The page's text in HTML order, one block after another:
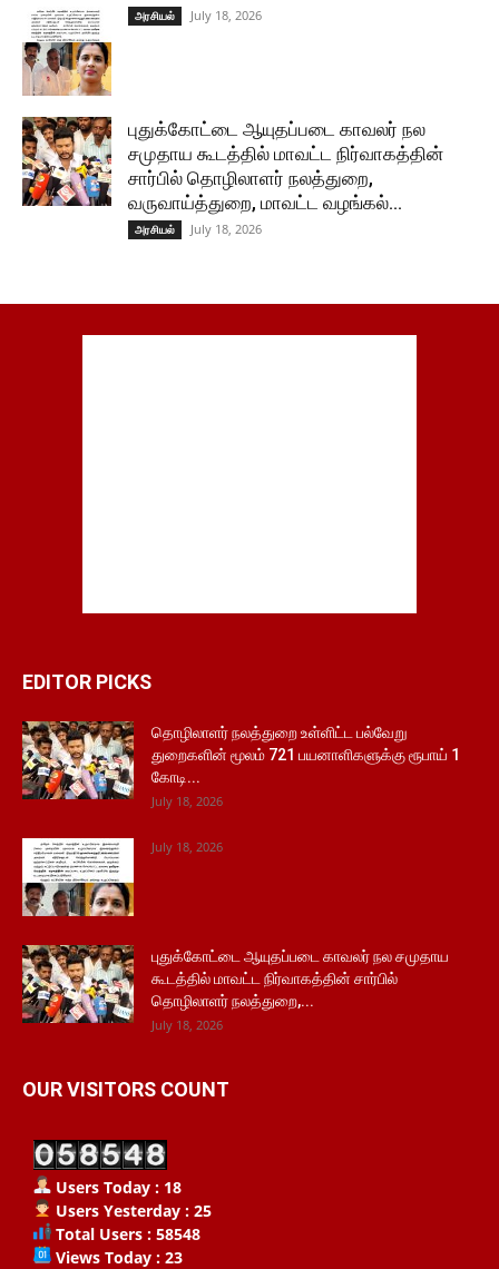
அரசியல் July 18, 2026
புதுக்கோட்டை ஆயுதப்படை காவலர் நல
சமுதாய கூடத்தில் மாவட்ட நிர்வாகத்தின்
சார்பில் தொழிலாளர் நலத்துறை,
வருவாய்த்துறை, மாவட்ட வழங்கல்...
அரசியல் July 18, 2026
EDITOR PICKS
தொழிலாளர் நலத்துறை உள்ளிட்ட பல்வேறு
துறைகளின் மூலம் 721 பயனாளிகளுக்கு ரூபாய் 1
கோடி...
July 18, 2026
July 18, 2026
புதுக்கோட்டை ஆயுதப்படை காவலர் நல சமுதாய
கூடத்தில் மாவட்ட நிர்வாகத்தின் சார்பில்
தொழிலாளர் நலத்துறை,...
July 18, 2026
OUR VISITORS COUNT
Users Today : 18
Users Yesterday : 25
Total Users : 58548
Views Today : 23